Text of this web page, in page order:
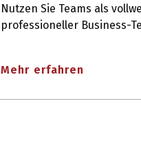
Nutzen Sie Teams als
professioneller Business-
Mehr erfahren